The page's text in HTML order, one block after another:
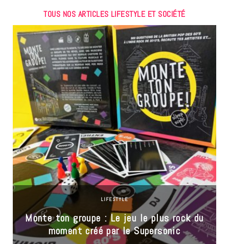
TOUS NOS ARTICLES LIFESTYLE ET SOCIÉTÉ
LIFESTYLE
Monte ton groupe : Le jeu le plus rock du
moment créé par le Supersonic